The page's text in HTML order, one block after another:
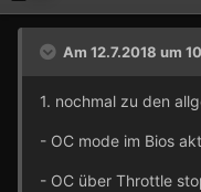
Am 12.7.2018 um
1. nochmal zu den
- OC mode im Bios
- OC über Throttle